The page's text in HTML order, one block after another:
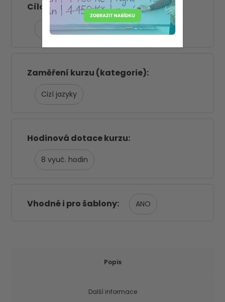
Cílová skupina ZŠ 1. stupeň
ZŠ 2. stupeň SŠ ŠD/ŠK
Zaměření kurzu (kategorie)
Cizí jazyky
Hodinová dotace kurzu
8
Vhodné i pro šablony ANO
Popis
Další informace